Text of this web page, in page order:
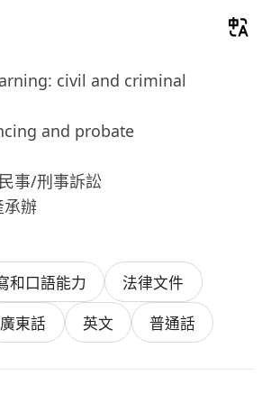
civil and criminal
and probate
事/刑事訴訟
承辦
和口語能力
法律文件
廣東話 英文 普通話